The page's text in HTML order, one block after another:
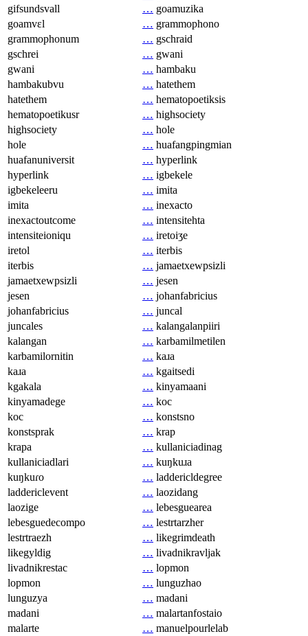
gifsundsvall
… goamuzika
goamvɛl
… grammophono
grammophonum
… gschraid
gschrei
… gwani
gwani
… hambaku
hambakubvu
… hatethem
hatethem
… hematopoetiksis
hematopoetikusr
… highsociety
highsociety
… hole
hole
… huafangpingmian
huafanuniversit
… hyperlink
hyperlink
… igbekele
igbekeleeru
… imita
imita
… inexacto
inexactoutcome
… intensitehta
intensiteioniqu
… iretoiʒe
iretol
… iterbis
iterbis
… jamaetxewpsizli
jamaetxewpsizli
… jesen
jesen
… johanfabricius
johanfabricius
… juncal
juncales
… kalangalanpiiri
kalangan
… karbamilmetilen
karbamilornitin
… kaɹa
kaɹa
… kgaitsedi
kgakala
… kinyamaani
kinyamadege
… koc
koc
… konstsno
konstsprak
… krap
krapa
… kullaniciadinag
kullaniciadlari
… kuŋkuɹa
kuŋkuɾo
… laddericldegree
laddericlevent
… laozidang
laozige
… lebesguearea
lebesguedecompo
… lestrtarzher
lestrtraezh
… likegrimdeath
likegyldig
… livadnikravljak
livadnikrestac
… lopmon
lopmon
… lunguzhao
lunguzya
… madani
madani
… malartanfostaio
malarte
… manuelpourlelab